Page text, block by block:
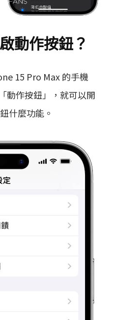
動作按鈕？
15 Pro Max 的手機
動作按鈕」，就可以開
什麼功能。